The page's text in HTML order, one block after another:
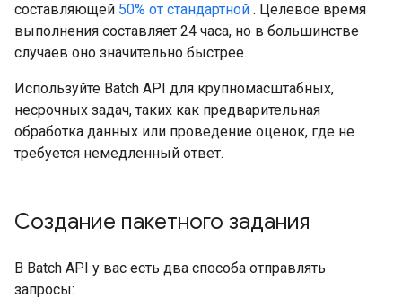
составляющей 50% от стандартной . Целевое время
выполнения составляет 24 часа, но в большинстве
случаев оно значительно быстрее.
Используйте Batch API для крупномасштабных,
несрочных задач, таких как предварительная
обработка данных или проведение оценок, где не
требуется немедленный ответ.
Создание пакетного задания
В Batch API у вас есть два способа отправлять
запросы: